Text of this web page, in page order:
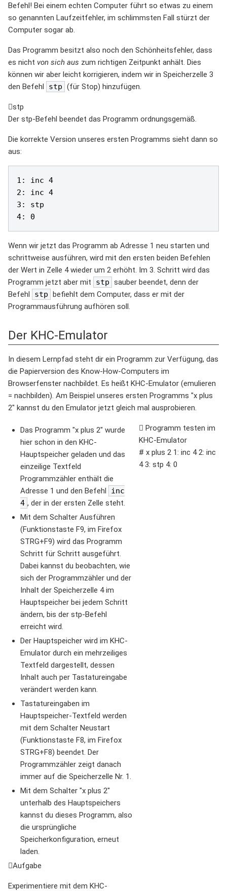
Befehl! Bei einem echten Computer führt so etwas zu einem
so genannten Laufzeitfehler, im schlimmsten Fall stürzt der
Computer sogar ab.
Das Programm besitzt also noch den Schönheitsfehler, dass
es nicht von sich aus zum richtigen Zeitpunkt anhält. Dies
können wir aber leicht korrigieren, indem wir in Speicherzelle 3
den Befehl
stp (für Stop) hinzufügen.
stp
Der stp-Befehl beendet das Programm ordnungsgemäß.
Die korrekte Version unseres ersten Programms sieht dann so
aus:
1: inc 4
2: inc 4
3: stp
Wenn wir jetzt das Programm ab Adresse 1 neu starten und
schrittweise ausführen, wird mit den ersten beiden Befehlen
der Wert in Zelle 4 wieder um 2 erhöht. Im 3. Schritt wird das
Programm jetzt aber mit
stp sauber beendet, denn der
Befehl
stp befiehlt dem Computer, dass er mit der
Programmausführung aufhören soll.
Der KHC-Emulator
In diesem Lernpfad steht dir ein Programm zur Verfügung, das
die Papierversion des Know-How-Computers im
Browserfenster nachbildet. Es heißt KHC-Emulator (emulieren
= nachbilden). Am Beispiel unseres ersten Programms "x plus
2" kannst du den Emulator jetzt gleich mal ausprobieren.
Das Programm "x plus 2" wurde
hier schon in den KHC-
Hauptspeicher geladen und das
einzeilige Textfeld
Programmzähler enthält die
Adresse 1 und den Befehl
inc
4 , der in der ersten Zelle steht.
Mit dem Schalter Ausführen
(Funktionstaste F9, im Firefox
STRG+F9) wird das Programm
Schritt für Schritt ausgeführt.
Dabei kannst du beobachten, wie
sich der Programmzähler und der
Inhalt der Speicherzelle 4 im
Hauptspeicher bei jedem Schritt
ändern, bis der stp-Befehl
erreicht wird.
Der Hauptspeicher wird im KHC-
Emulator durch ein mehrzeiliges
Textfeld dargestellt, dessen
Inhalt auch per Tastatureingabe
verändert werden kann.
Tastatureingaben im
Hauptspeicher-Textfeld werden
mit dem Schalter Neustart
(Funktionstaste F8, im Firefox
STRG+F8) beendet. Der
Programmzähler zeigt danach
immer auf die Speicherzelle Nr. 1.
Mit dem Schalter "x plus 2"
unterhalb des Hauptspeichers
kannst du dieses Programm, also
die ursprüngliche
Speicherkonfiguration, erneut
laden.
Aufgabe
Experimentiere mit dem KHC-
Programm testen im
KHC-Emulator
# x plus 2 1: inc 4 2: inc
4 3: stp 4: 0